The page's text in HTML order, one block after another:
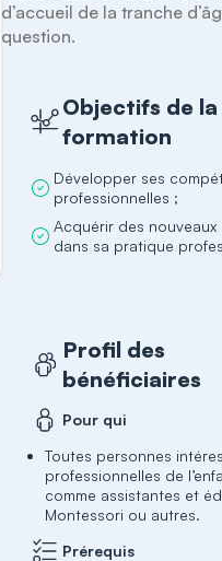
d’accueil de la tranche
question.
Objectifs de la
formation
Développer ses
professionnelles ;
Acquérir des nouveaux
dans sa pratique
Profil des
bénéficiaires
Pour qui
Toutes personnes
professionnelles de
comme assistantes et
Montessori ou autres.
Prérequis